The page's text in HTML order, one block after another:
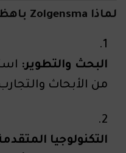
لماذا Zolgensma باهظ الثمن؟
البحث والتطوير:
من الأبحاث
التكنولوجيا